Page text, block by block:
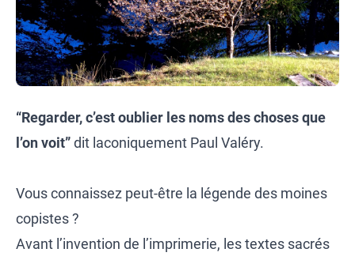
“Regarder, c’est oublier les noms des choses que
l’on voit”dit laconiquement Paul Valéry.
Vous connaissez peut-être la légende des moines
copistes ?
Avant l’invention de l’imprimerie, les textes sacrés